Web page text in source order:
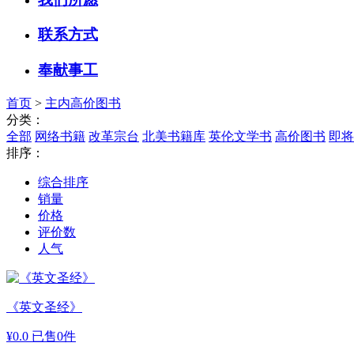
联系方式
奉献事工
首页 > 主内高价图书
分类：
全部 网络书籍 改革宗台 北美书籍库 英伦文学书 高价图书 即
排序：
综合排序
销量
价格
评价数
人气
《英文圣经》
¥0.0 已售0件